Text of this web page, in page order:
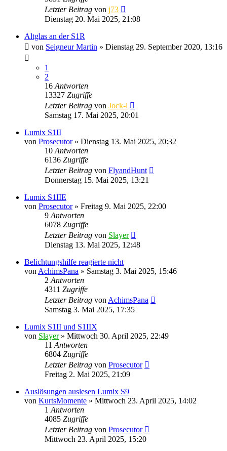
Letzter Beitrag von j73
Dienstag 20. Mai 2025, 21:08
Altglas an der S1R
von Seigneur Martin » Dienstag 29. September 2020, 13:16
1
2
16 Antworten
13327 Zugriffe
Letzter Beitrag von Jock-l
Samstag 17. Mai 2025, 20:01
Lumix S1II
von Prosecutor» Dienstag 13. Mai 2025, 20:32
10 Antworten
6136 Zugriffe
Letzter Beitrag von FlyandHunt
Donnerstag 15. Mai 2025, 13:21
Lumix S1IIE
von Prosecutor» Freitag 9. Mai 2025, 22:00
9 Antworten
6078 Zugriffe
Letzter Beitrag von Slayer
Dienstag 13. Mai 2025, 12:48
Belichtungshilfe reagierte nicht
von AchimsPana » Samstag 3. Mai 2025, 15:46
2 Antworten
4311 Zugriffe
Letzter Beitrag von AchimsPana
Samstag 3. Mai 2025, 17:35
Lumix S1II und S1IIX
von Slayer» Mittwoch 30. April 2025, 22:49
11 Antworten
6804 Zugriffe
Letzter Beitrag von Prosecutor
Freitag 2. Mai 2025, 21:09
Auslösungen auslesen Lumix S9
von KurtsMomente » Mittwoch 23. April 2025, 14:02
1 Antworten
4085 Zugriffe
Letzter Beitrag von Prosecutor
Mittwoch 23. April 2025, 15:20